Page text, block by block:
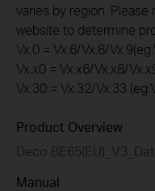
varies by region.
website to determine
Vx.0 = Vx.6/Vx.8/
Vx.x0 = Vx.x6/Vx.x8/
Vx.30 = Vx.32/Vx.33
Product Overview
Deco
Manual